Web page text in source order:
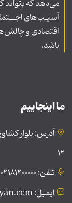
می‌دهد که
آسیـب‌های
اقتصادی و
باشد.
ما اینجاییم
آدرس: بلوار
۱۲
تلفن: ۰۲۱۸۱۲۰۰۰۰۰
ایمیل: public@tebyan.com